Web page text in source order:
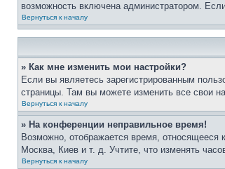
возможность включена администратором.
Вернуться к началу
» Как мне изменить мои настройки?
Если вы являетесь зарегистрированным
страницы. Там вы можете изменить все свои
Вернуться к началу
» На конференции неправильное время!
Возможно, отображается время, относящееся
Москва, Киев и т. д. Учтите, что изменять
Вернуться к началу